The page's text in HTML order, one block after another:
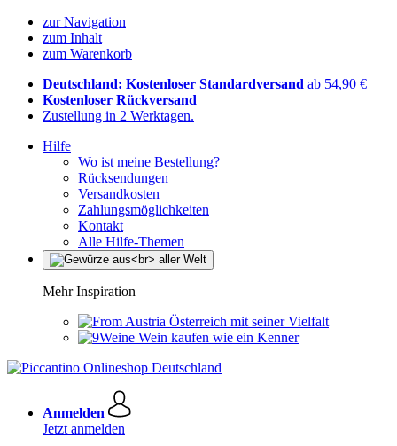
zur Navigation
zum Inhalt
zum Warenkorb
Deutschland: Kostenloser Standardversand ab 54,90 €
Kostenloser Rückversand
Zustellung in 2 Werktagen.
Hilfe
Wo ist meine Bestellung?
Rücksendungen
Versandkosten
Zahlungsmöglichkeiten
Kontakt
Alle Hilfe-Themen
Mehr Inspiration
Österreich mit seiner Vielfalt
Wein kaufen wie ein Kenner
Anmelden
Jetzt anmelden